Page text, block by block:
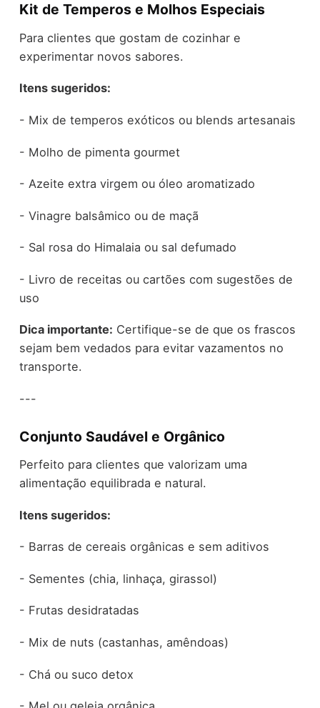
Kit de Temperos e Molhos Especiais
Para clientes que gostam de cozinhar e
experimentar novos sabores.
Itens sugeridos:
- Mix de temperos exóticos ou blends artesanais
- Molho de pimenta gourmet
- Azeite extra virgem ou óleo aromatizado
- Vinagre balsâmico ou de maçã
- Sal rosa do Himalaia ou sal defumado
- Livro de receitas ou cartões com sugestões de
uso
Dica importante: Certifique-se de que os frascos
sejam bem vedados para evitar vazamentos no
transporte.
---
Conjunto Saudável e Orgânico
Perfeito para clientes que valorizam uma
alimentação equilibrada e natural.
Itens sugeridos:
- Barras de cereais orgânicas e sem aditivos
- Sementes (chia, linhaça, girassol)
- Frutas desidratadas
- Mix de nuts (castanhas, amêndoas)
- Chá ou suco detox